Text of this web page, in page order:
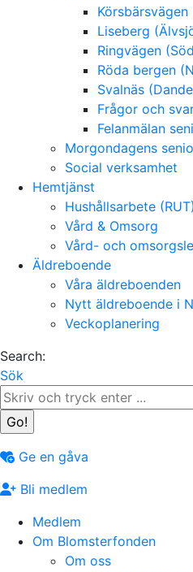
Körsbärsvägen
Liseberg
Ringvägen
Röda bergen
Svalnäs
Frågor och
Felanmälan
Morgondagens
Social verksamhet
Hemtjänst
Hushållsarbete (RUT)
Vård & Omsorg
Vård- och
Äldreboende
Våra äldreboenden
Nytt äldreboende i
Veckoplanering
Search:
Sök
Ge en gåva
Bli medlem
Medlem
Om Blomsterfonden
Om oss